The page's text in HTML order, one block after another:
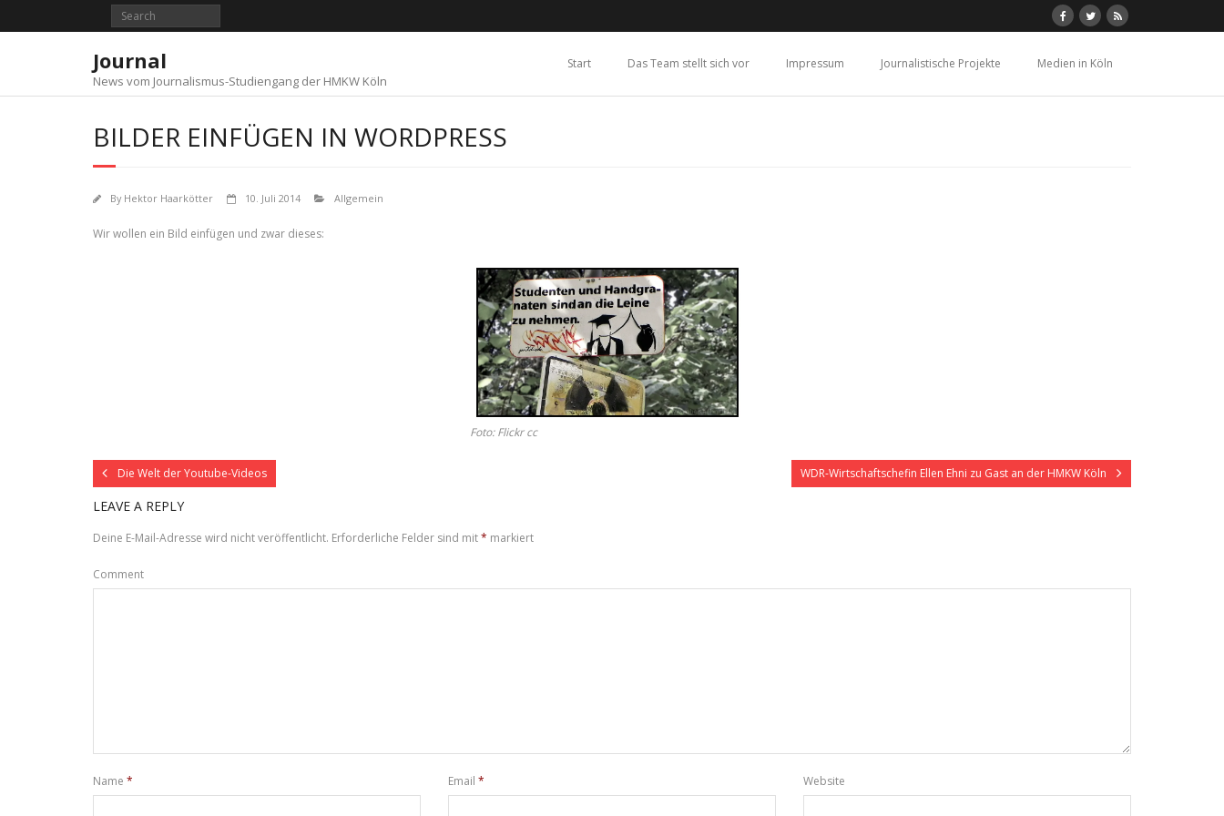
Journal
News vom Journalismus-Studiengang der HMKW Köln
Start Das Team stellt sich vor Impressum Journalistische Projekte Medien in Köln
BILDER EINFÜGEN IN WORDPRESS
By Hektor Haarkötter 10. Juli 2014 Allgemein
Wir wollen ein Bild einfügen und zwar dieses:
Foto: Flickr cc
Die Welt der Youtube-Videos WDR-Wirtschaftschefin Ellen Ehni zu Gast an der HMKW Köln
LEAVE A REPLY
Deine E-Mail-Adresse wird nicht veröffentlicht. Erforderliche Felder sind mit* markiert
Comment
Name * Email * Website